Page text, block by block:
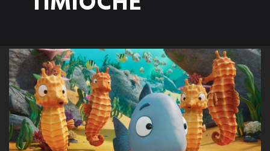
INFOS PRATIQUES CONTACT